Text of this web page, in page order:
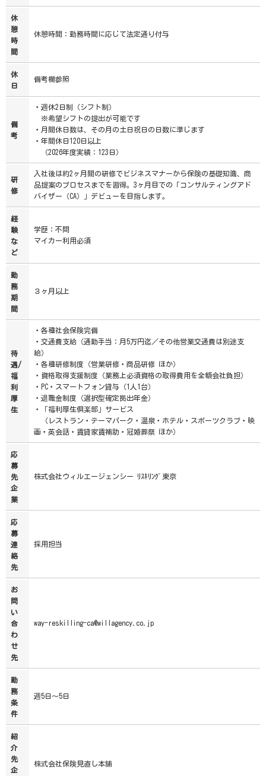
休
憩
時
間
休憩時間：勤務時間に応じて法定通り付与
休
日
備考欄参照
備
考
・週休2日制（シフト制）
※希望シフトの提出が可能です
・月間休日数は、その月の土日祝日の日数に準じます
・年間休日120日以上
（2026年度実績：123日）
研
修
入社後は約2ヶ月間の研修でビジネスマナーから保険の基礎知識、商
品提案のプロセスまでを習得。3ヶ月目での「コンサルティングアド
バイザー（CA）」デビューを目指します。
経
験
な
ど
学歴：不問
マイカー利用必須
勤
務
期
間
３ヶ月以上
待
遇/
福
利
厚
生
・各種社会保険完備
・交通費支給（通勤手当：月5万円迄／その他営業交通費は別途支
給）
・各種研修制度（営業研修・商品研修 ほか）
・資格取得支援制度（業務上必須資格の取得費用を全額会社負担）
・PC・スマートフォン貸与（1人1台）
・退職金制度（選択型確定拠出年金）
・「福利厚生倶楽部」サービス
（レストラン・テーマパーク・温泉・ホテル・スポーツクラブ・映
画・英会話・賃貸家賃補助・冠婚葬祭 ほか）
応
募
先
企
業
株式会社ウィルエージェンシー ﾘｽｷﾘﾝｸﾞ東京
応
募
連
絡
先
採用担当
お
問
い
合
わ
せ
先
way-reskilling-ca@willagency.co.jp
勤
務
条
件
週5日～5日
紹
介
先
企
株式会社保険見直し本舗